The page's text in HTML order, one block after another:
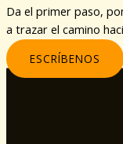
Da el primer paso,
a trazar el camino
ESCRÍBENOS